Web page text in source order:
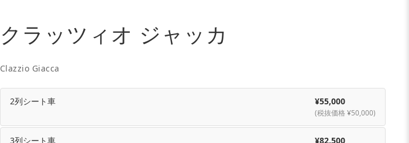
クラッツィオ ジャッカ
Clazzio Giacca
2列シート車 ¥55,000
(税抜価格 ¥50,000)
3列シート車 ¥82,500